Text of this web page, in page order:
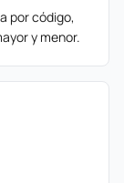
por código,
y menor.